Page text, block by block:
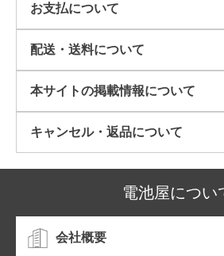
お支払について
配送・送料について
本サイトの掲載情報について​
キャンセル・返品について​
電池屋につい
会社概要